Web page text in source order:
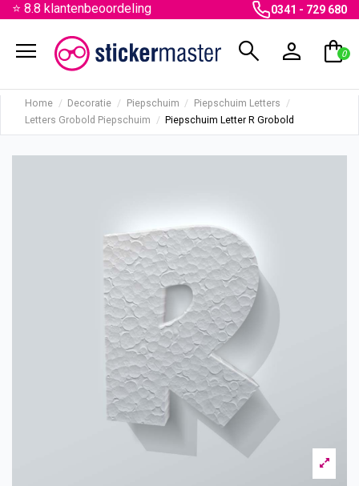
⭐ 8.8 klantenbeoordeling 0341 - 729 680
menu search person shopping_bag
0
Home Decoratie Piepschuim
Piepschuim Letters
Letters Grobold Piepschuim
Piepschuim Letter R Grobold